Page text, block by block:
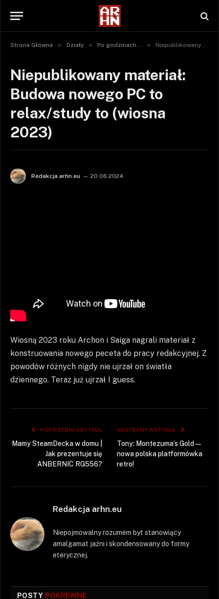
Strona Główna » Działy » Po godzinach... » Niepublikowany materiał: Budowa nowego PC to relax/study to (wiosna 2023)
Niepublikowany materiał:
Budowa nowego PC to
relax/study to (wiosna
2023)
Redakcja arhn.eu 20.06.2024
Wiosną 2023 roku Archon i Saiga nagrali materiał z
konstruowania nowego peceta do pracy redakcyjnej. Z
powodów różnych nigdy nie ujrzał on światła
dziennego. Teraz już ujrzał I guess.
POPRZEDNI ARTYKUŁ
Mamy SteamDecka w domu |
Jak prezentuje się
ANBERNIC RG556?
NASTĘPNY ARTYKUŁ
Tony: Montezuma’s Gold —
nowa polska platformówka
retro!
Redakcja arhn.eu
Niepojmowalny rozumem byt stanowiący
amalgamat jaźni i skondensowany do formy
eterycznej.
POSTY POKREWNE